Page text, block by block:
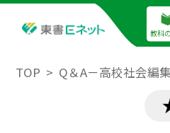
教科
TOP Q＆A－高校社会編